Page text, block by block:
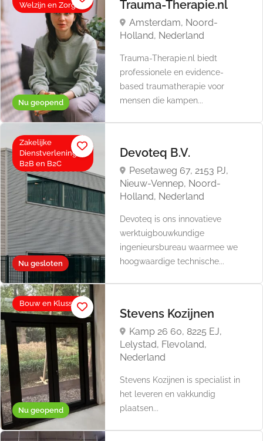
Nu geopend
Welzijn en Zorg Trauma-Therapie.nl
Amsterdam, Noord-
Holland, Nederland
Trauma-Therapie.nl biedt
professionele en evidence-
based traumatherapie voor
mensen die kampen...
Nu gesloten
Zakelijke
Dienstverlening,
B2B en B2C
Devoteq B.V.
Pesetaweg 67, 2153 PJ,
Nieuw-Vennep, Noord-
Holland, Nederland
Devoteq is ons innovatieve
werktuigbouwkundige
ingenieursbureau waarmee we
hoogwaardige technische...
Nu geopend
Bouw en Klussen
Stevens Kozijnen
Kamp 26 60, 8225 EJ,
Lelystad, Flevoland,
Nederland
Stevens Kozijnen is specialist in
het leveren en vakkundig
plaatsen...